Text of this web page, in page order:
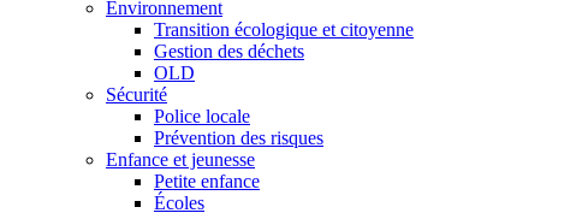
Environnement
Transition écologique et citoyenne
Gestion des déchets
OLD
Sécurité
Police locale
Prévention des risques
Enfance et jeunesse
Petite enfance
Écoles